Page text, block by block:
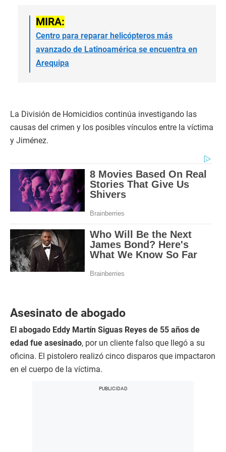
MIRA:
Centro para reparar helicópteros más
avanzado de Latinoamérica se encuentra en
Arequipa
La División de Homicidios continúa investigando las
causas del crimen y los posibles vínculos entre la víctima
y Jiménez.
Asesinato de abogado
El abogado Eddy Martín Siguas Reyes de 55 años de
edad fue asesinado, por un cliente falso que llegó a su
oficina. El pistolero realizó cinco disparos que impactaron
en el cuerpo de la víctima.